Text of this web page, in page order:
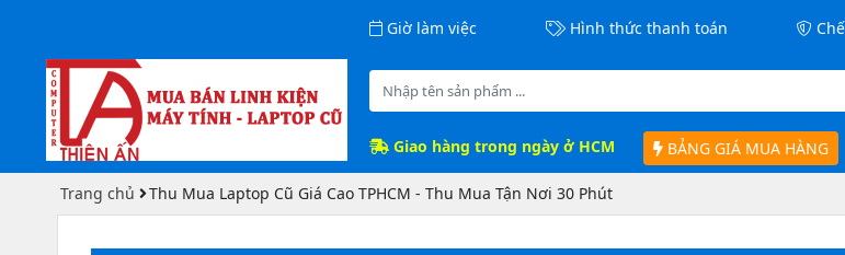
Giờ làm việc Hình thức thanh toán
Giao hàng trong ngày ở HCM BẢNG GIÁ MUA HÀNG
Trang chủ Thu Mua Laptop Cũ Giá Cao TPHCM - Thu Mua Tận Nơi 30 Phút